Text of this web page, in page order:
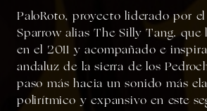
PaloRoto, proyecto liderado por
Sparrow alias The Silly Tang. que
en el 2011 y acompañado e
andaluz de la sierra de los
paso más hacia un sonido más
polirítmico y expansivo en este